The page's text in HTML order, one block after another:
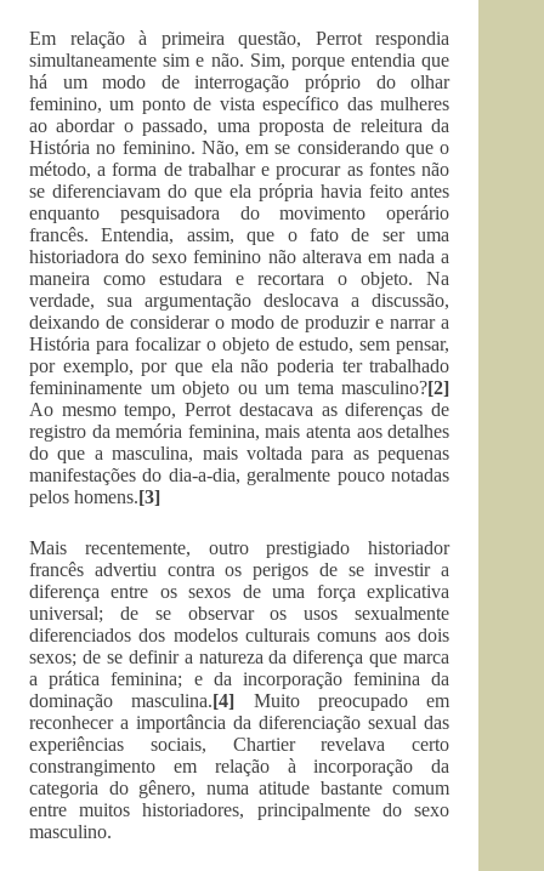
Em relação à primeira questão, Perrot respondia
simultaneamente sim e não. Sim, porque entendia que
há um modo de interrogação próprio do olhar
feminino, um ponto de vista específico das mulheres
ao abordar o passado, uma proposta de releitura da
História no feminino. Não, em se considerando que o
método, a forma de trabalhar e procurar as fontes não
se diferenciavam do que ela própria havia feito antes
enquanto pesquisadora do movimento operário
francês. Entendia, assim, que o fato de ser uma
historiadora do sexo feminino não alterava em nada a
maneira como estudara e recortara o objeto. Na
verdade, sua argumentação deslocava a discussão,
deixando de considerar o modo de produzir e narrar a
História para focalizar o objeto de estudo, sem pensar,
por exemplo, por que ela não poderia ter trabalhado
femininamente um objeto ou um tema masculino?[2]
Ao mesmo tempo, Perrot destacava as diferenças de
registro da memória feminina, mais atenta aos detalhes
do que a masculina, mais voltada para as pequenas
manifestações do dia-a-dia, geralmente pouco notadas
pelos homens.[3]
Mais recentemente, outro prestigiado historiador
francês advertiu contra os perigos de se investir a
diferença entre os sexos de uma força explicativa
universal; de se observar os usos sexualmente
diferenciados dos modelos culturais comuns aos dois
sexos; de se definir a natureza da diferença que marca
a prática feminina; e da incorporação feminina da
dominação masculina.[4] Muito preocupado em
reconhecer a importância da diferenciação sexual das
experiências sociais, Chartier revelava certo
constrangimento em relação à incorporação da
categoria do gênero, numa atitude bastante comum
entre muitos historiadores, principalmente do sexo
masculino.